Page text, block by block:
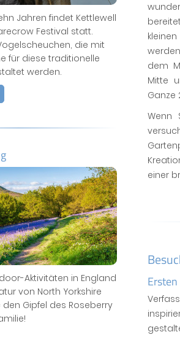
Jahren findet Kettlewell
Festival statt.
die mit
für diese traditionelle
werden.
Aktivitäten in England
von North Yorkshire
Gipfel des Roseberry
dem
Mitte
Ganze
Wenn
einer